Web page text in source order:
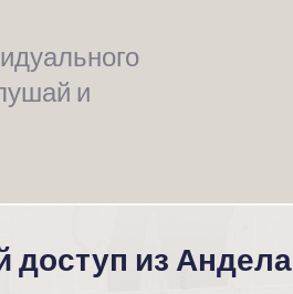
и
доступ из Андела